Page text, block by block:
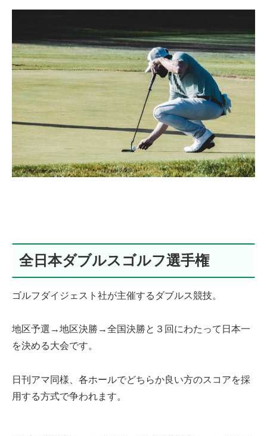
全日本ダブルスゴルフ選手権
ゴルフダイジェスト社が主催するダブルス競技。
地区予選→地区決勝→全国決勝と３回にわたって日本一
を決める大会です。
日刊アマ同様、各ホールでどちらか良い方のスコアを採
用する方式で争われます。